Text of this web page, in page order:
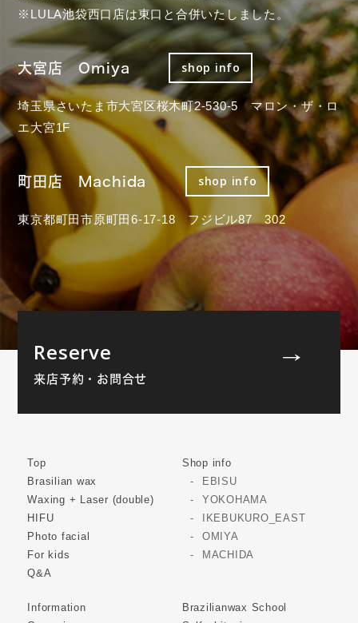
※LULA池袋西口店は東口と合併いたしました。
大宮店 Omiya shop info
埼玉県さいたま市大宮区桜木町2-530-5 マロン・ザ・ロ
エ大宮1F
町田店 Machida shop info
東京都町田市原町田6-17-18 フジビル87 302
Reserve
来店予約・お問合せ
Top
Brasilian wax
Waxing + Laser (double)
HIFU
Photo facial
For kids
Q&A
Shop info
EBISU
YOKOHAMA
IKEBUKURO_EAST
OMIYA
MACHIDA
Information
Brazilianwax School